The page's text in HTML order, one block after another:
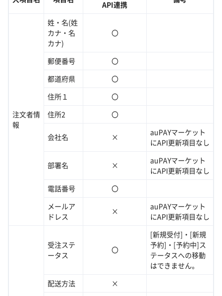
API連携
注文者情
報
姓・名(姓
カナ・名
カナ)
〇
郵便番号
〇
都道府県
〇
住所１
〇
住所2
〇
会社名 ×
auPAYマーケット
にAPI更新項目なし
部署名 ×
auPAYマーケット
にAPI更新項目なし
電話番号
〇
メールア
ドレス
×
auPAYマーケット
にAPI更新項目なし
受注ステ
ータス
〇
[新規受付]・[新規
予約]・[予約中]ス
テータスへの移動
はできません。
配送方法
×